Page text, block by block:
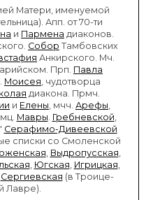
Матери, именуемой
Апп. от 70-ти
и Пармена диаконов.
Собор Тамбовских
Анкирского. Мч.
Прп. Павла
Моисея, чудотворца
диакона. Прмч.
и Елены, мчч. Арефы,
Мавры. Гребневской,
Серафимо-Дивеевской
списки со Смоленской
, Выдропусская,
, Югская, Игрицкая,
Сергиевская (в Троице-
Лавре).